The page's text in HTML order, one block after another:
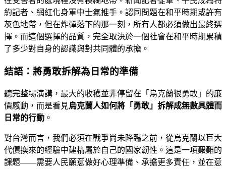
約記者、網紅化身軍中士氣推手。認同問題在和平時期或許有
灰色地帶，但在炸彈落下的那一刻，所有人都必須做出最終選
擇。而這個選擇的品質，完全取決於一個社會在和平時期累積
了多少對自身的認識與對共同體的承擔。
結語：將勇敢拆解為日常的準備
聽完整場演講，最大的收穫並非停留在「烏克蘭很勇敢」的廉
價感動，而是看見烏克蘭人如何將「勇敢」拆解成無數具體而
日常的行動 。
對台灣而言，我們必須在戰爭尚未降臨之前，從烏克蘭以巨大
代價換來的經驗中建構屬於自己的國家韌性。這是一項艱難的
課題——需要人民願意做好心理準備、承擔更多責任，並在意